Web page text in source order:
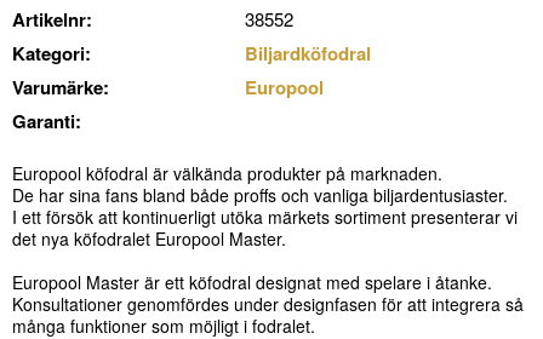
Artikelnr: 38552
Kategori:
Biljardköfodral
Varumärke:
Europool
Garanti:
Europool köfodral är välkända produkter på marknaden.
De har sina fans bland både proffs och vanliga biljardentusiaster.
I ett försök att kontinuerligt utöka märkets sortiment presenterar vi
det nya köfodralet Europool Master.
Europool Master är ett köfodral designat med spelare i åtanke.
Konsultationer genomfördes under designfasen för att integrera så
många funktioner som möjligt i fodralet.